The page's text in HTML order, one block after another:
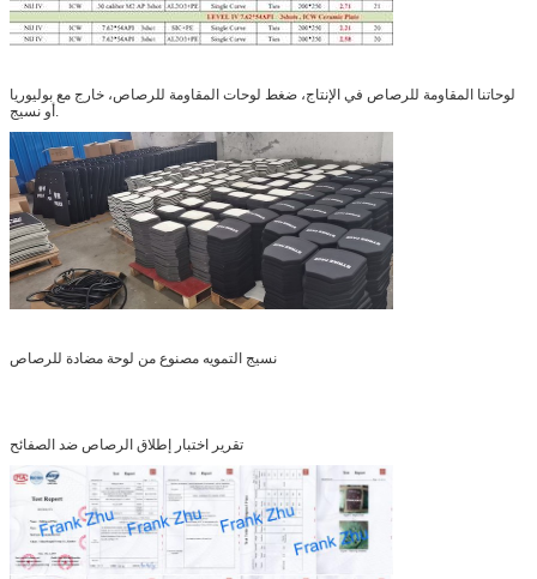
لوحاتنا المقاومة للرصاص في الإنتاج، ضغط لوحات المقاومة للرصاص، خارج مع بوليوريا
أو نسيج.
نسيج التمويه مصنوع من لوحة مضادة للرصاص
تقرير اختبار إطلاق الرصاص ضد الصفائح